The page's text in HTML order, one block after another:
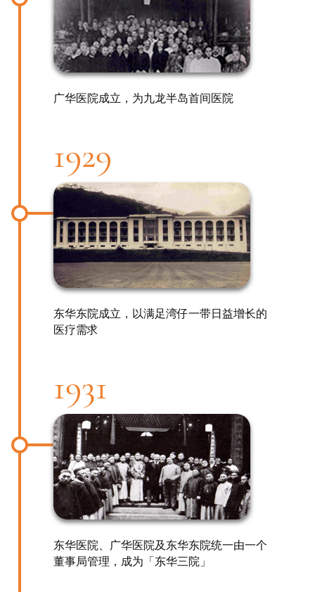
广华医院成立，为九龙半岛首间医院
1929
东华东院成立，以满足湾仔一带日益增长的
医疗需求
1931
东华医院、广华医院及东华东院统一由一个
董事局管理，成为「东华三院」